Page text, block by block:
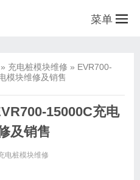
菜单
» 充电桩模块维修 » EVR700-
模块维修及销售
15000C充电
及销售
电桩模块维修